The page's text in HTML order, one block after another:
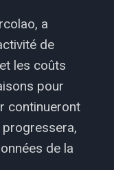
a
de
les coûts
pour
continueront
de la